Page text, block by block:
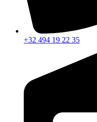
+32 494 19 22 35